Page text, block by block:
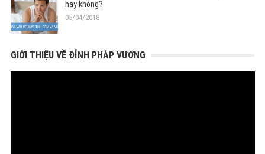
hay không?
05/04/2018
GIỚI THIỆU VỀ ĐỈNH PHÁP VƯƠNG